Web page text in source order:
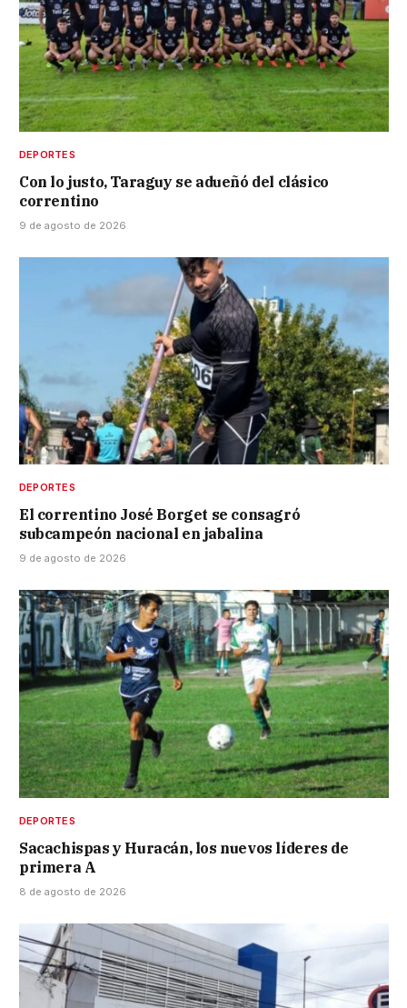
DEPORTES
Con lo justo, Taraguy se adueñó del clásico
correntino
9 de agosto de 2026
DEPORTES
El correntino José Borget se consagró
subcampeón nacional en jabalina
9 de agosto de 2026
DEPORTES
Sacachispas y Huracán, los nuevos líderes de
primera A
8 de agosto de 2026